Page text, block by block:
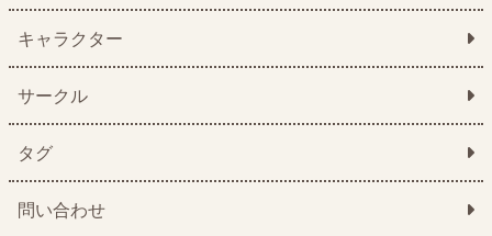
キャラクター
サークル
タグ
問い合わせ